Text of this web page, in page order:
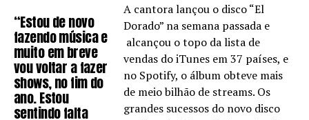
“Estou de novo
fazendo música e
muito em breve
vou voltar a fazer
shows, no fim do
ano. Estou
sentindo falta
A cantora lançou o disco “El
Dorado” na semana passada e
alcançou o topo da lista de
vendas do iTunes em 37 países, e
no Spotify, o álbum obteve mais
de meio bilhão de streams. Os
grandes sucessos do novo disco